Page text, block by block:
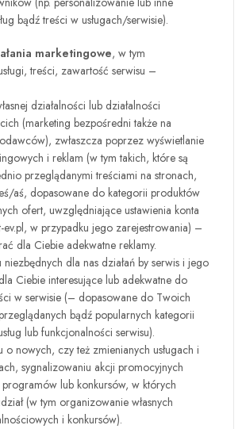
bądź treści w usługach/serwisie).
marketingowe, w tym
treści, zawartość serwisu –
działalności lub działalności
(marketing bezpośredni także na
zwłaszcza poprzez wyświetlanie
i reklam (w tym takich, które są
przeglądanymi treściami na stronach,
aś, dopasowane do kategorii produktów
ofert, uwzględniające ustawienia konta
ev.pl, w przypadku jego zarejestrowania) –
dla Ciebie adekwatne reklamy.
dla nas działań by serwis i jego
Ciebie interesujące lub adekwatne do
w serwisie (– dopasowane do Twoich
bądź popularnych kategorii
lub funkcjonalności serwisu).
o nowych, czy też zmienianych usługach i
sygnalizowaniu akcji promocyjnych
lub konkursów, w których
(w tym organizowanie własnych
i konkursów).